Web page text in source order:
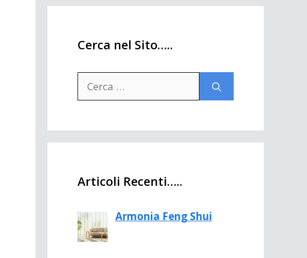
Cerca nel Sito…..
per:
Articoli Recenti…..
Armonia Feng Shui